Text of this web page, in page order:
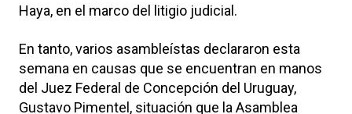
Haya, en el marco del litigio judicial.
En tanto, varios asambleístas declararon esta
semana en causas que se encuentran en manos
del Juez Federal de Concepción del Uruguay,
Gustavo Pimentel, situación que la Asamblea